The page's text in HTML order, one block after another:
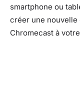
smartphone ou
créer une
Chromecast à